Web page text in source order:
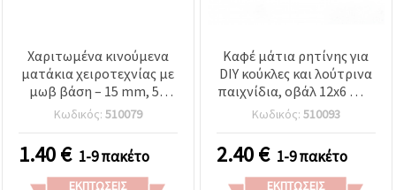
Χαριτωμένα κινούμενα
ματάκια χειροτεχνίας με
μωβ βάση – 15 mm, 50
τεμ. – Ιδανικά για
παιδικές χειροτεχνίες,
διακόσμηση &
δημιουργικά DIY
Κωδικός: 510079
1.40€ 1-9 πακέτο
ΕΚΠΤΏΣΕΙΣ
Καφέ μάτια ρητίνης για
DIY κούκλες και λούτρινα
παιχνίδια, οβάλ 12x6 mm
- 10 τεμ.
Κωδικός: 510093
2.40€ 1-9 πακέτο
ΕΚΠΤΏΣΕΙΣ